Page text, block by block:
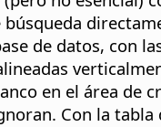
de datos, con
en el área de
Con la tabla